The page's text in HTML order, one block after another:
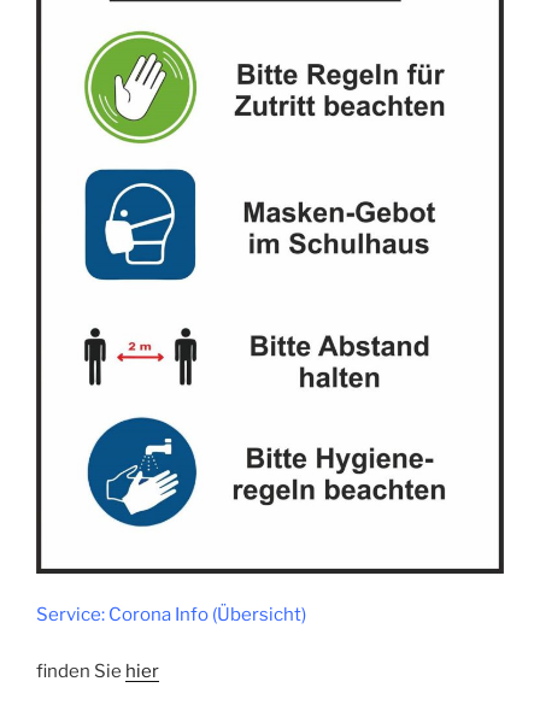
Service: Corona Info (Übersicht)
finden Sie hier